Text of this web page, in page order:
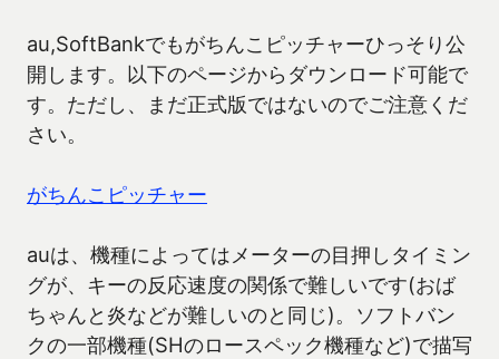
au,SoftBankでもがちんこピッチャーひっそり公
開します。以下のページからダウンロード可能で
す。ただし、まだ正式版ではないのでご注意くだ
さい。
がちんこピッチャー
auは、機種によってはメーターの目押しタイミン
グが、キーの反応速度の関係で難しいです(おば
ちゃんと炎などが難しいのと同じ)。ソフトバン
クの一部機種(SHのロースペック機種など)で描写